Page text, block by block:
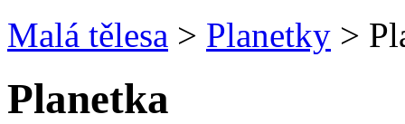
Malá tělesa > Planetky >
Planetka